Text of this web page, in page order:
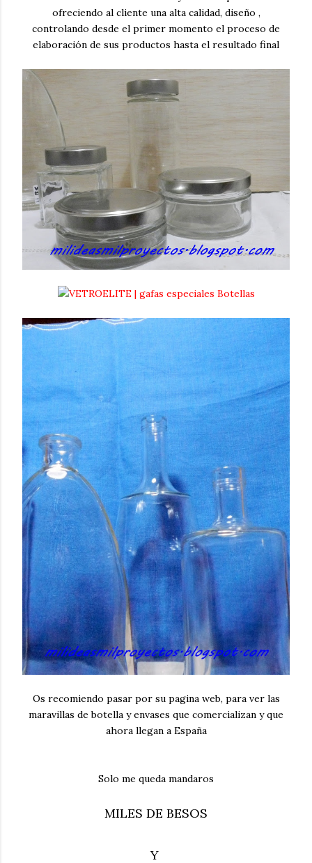
ofreciendo al cliente una alta calidad, diseño ,
controlando desde el primer momento el proceso de
elaboración de sus productos hasta el resultado final
Os recomiendo pasar por su pagina web, para ver las
maravillas de botella y envases que comercializan y que
ahora llegan a España
Solo me queda mandaros
MILES DE BESOS
Y